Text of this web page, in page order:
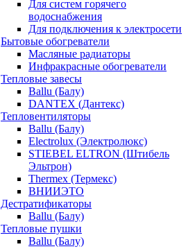
Для систем горячего
водоснабжения
Для подключения к электросети
Бытовые обогреватели
Масляные радиаторы
Инфракрасные обогреватели
Тепловые завесы
Ballu (Балу)
DANTEX (Дантекс)
Тепловентиляторы
Ballu (Балу)
Electrolux (Электролюкс)
STIEBEL ELTRON (Штибель
Эльтрон)
Thermex (Термекс)
ВНИИЭТО
Дестратификаторы
Ballu (Балу)
Тепловые пушки
Ballu (Балу)